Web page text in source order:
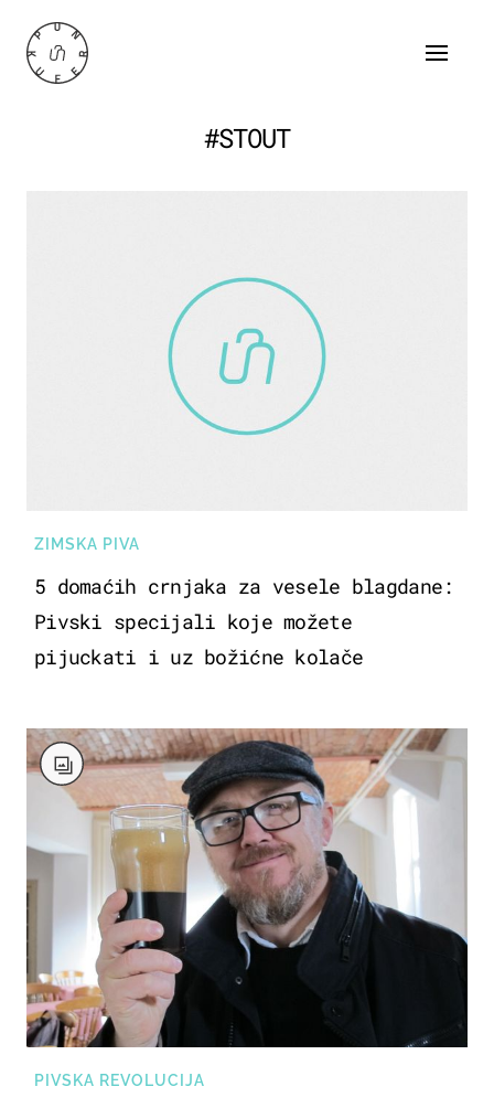
#STOUT
ZIMSKA PIVA
5 domaćih crnjaka za vesele blagdane:
Pivski specijali koje možete
pijuckati i uz božićne kolače
PIVSKA REVOLUCIJA